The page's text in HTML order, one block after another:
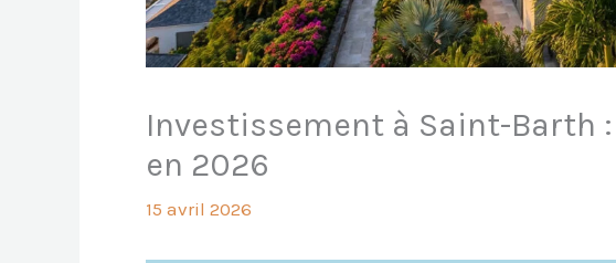
Investissement à Saint-Barth
en 2026
15 avril 2026